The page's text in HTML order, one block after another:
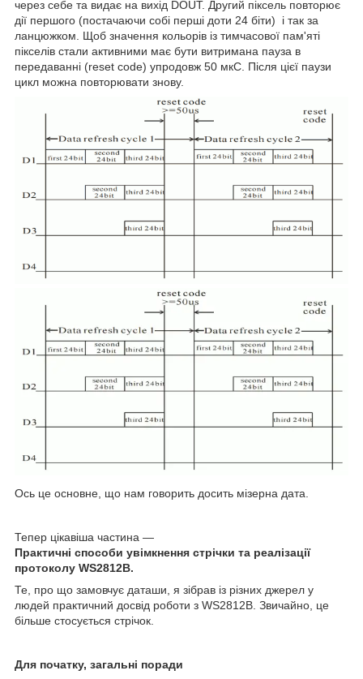
через себе та видає на вихід DOUT. Другий піксель повторює
дії першого (постачаючи собі перші доти 24 біти) і так за
ланцюжком. Щоб значення кольорів із тимчасової пам'яті
пікселів стали активними має бути витримана пауза в
передаванні (reset code) упродовж 50 мкС. Після цієї паузи
цикл можна повторювати знову.
Ось це основне, що нам говорить досить мізерна дата.
Тепер цікавіша частина —
Практичні способи увімкнення стрічки та реалізації
протоколу WS2812B.
Те, про що замовчує даташи, я зібрав із різних джерел у
людей практичний досвід роботи з WS2812B. Звичайно, це
більше стосується стрічок.
Для початку, загальні поради